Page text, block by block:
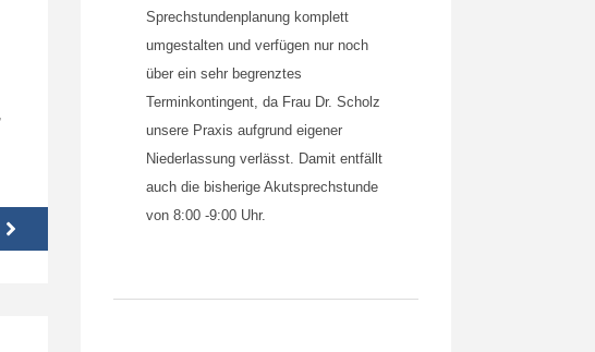
Sprechstundenplanung komplett
umgestalten und verfügen nur noch
über ein sehr begrenztes
Terminkontingent, da Frau Dr. Scholz
unsere Praxis aufgrund eigener
Niederlassung verlässt. Damit entfällt
auch die bisherige Akutsprechstunde
von 8:00 -9:00 Uhr.